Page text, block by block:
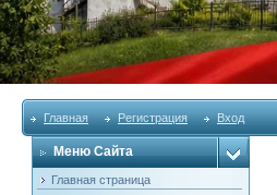
Главная Регистрация Вход
Меню Сайта
Главная страница